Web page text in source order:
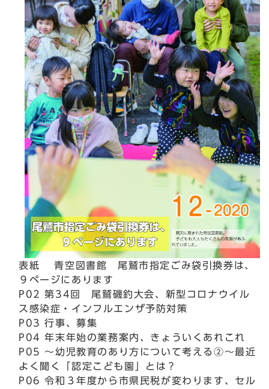
表紙 青空図書館 尾鷲市指定ごみ袋引換券は、
９ページにあります
P02 第34回 尾鷲磯釣大会、新型コロナウイル
ス感染症・インフルエンザ予防対策
P03 行事、募集
P04 年末年始の業務案内、きょういくあれこれ
P05 ～幼児教育のあり方について考える②～最近
よく聞く「認定こども園」とは？
P06 令和３年度から市県民税が変わります、セル